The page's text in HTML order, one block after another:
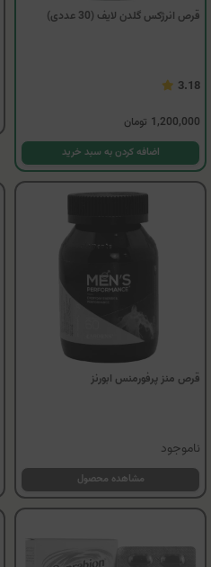
قرص انرژکس گلدن لایف (30 عددی)
3.18
1,200,000 تومان
اضافه کردن به سبد خرید
قرص منز پرفورمنس ابورنز
ناموجود
مشاهده محصول